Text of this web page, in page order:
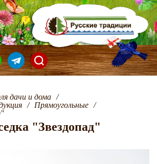
дачи и дома /
/ Прямоугольные /
"Звездопад"